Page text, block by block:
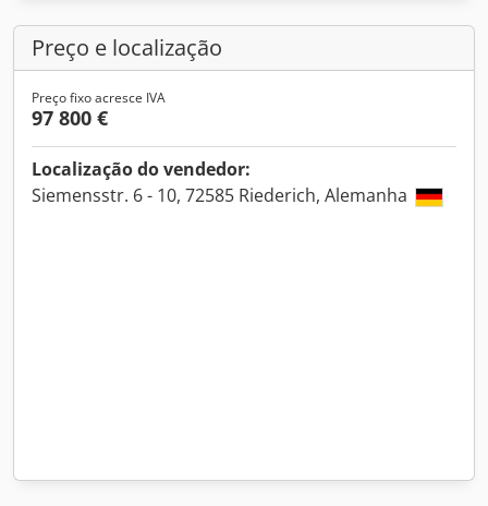
Preço e localização
Preço fixo acresce IVA
97 800 €
Localização do vendedor:
Siemensstr. 6 - 10, 72585 Riederich, Alemanha